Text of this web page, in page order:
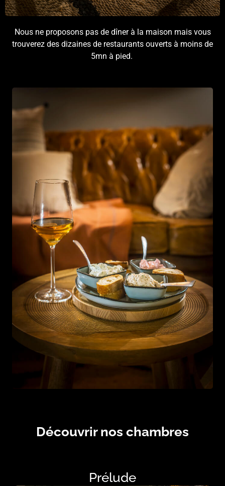
Nous ne proposons pas de dîner à la maison mais vous
trouverez des dizaines de restaurants ouverts à moins de
5mn à pied.
Découvrir nos chambres
Prélude